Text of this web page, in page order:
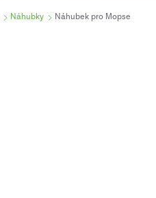
Náhubky Náhubek pro Mopse